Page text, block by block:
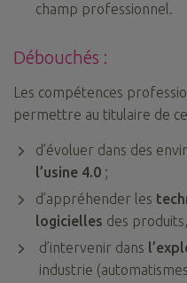
champ professionnel.
Débouchés :
Les compétences
permettre au titulaire de
d’évoluer dans des
l’usine 4.0 ;
d’appréhender les
logicielles des
d’intervenir dans
industrie